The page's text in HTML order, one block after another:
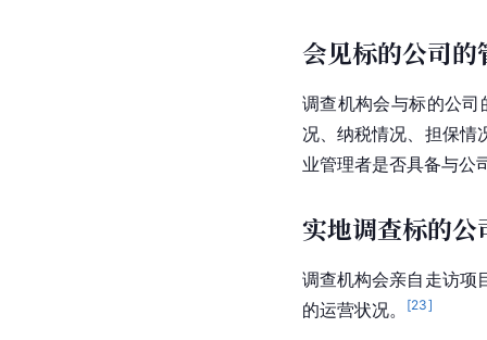
会见标的公司的
调查机构会与标的公
况、纳税情况、担保情
业管理者是否具备与公
实地调查标的公
调查机构会亲自走访项
的运营状况。
[23]